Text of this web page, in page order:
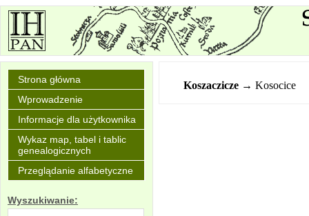
Strona główna
Wprowadzenie
Informacje dla użytkownika
Wykaz map, tabel i tablic
genealogicznych
Przeglądanie alfabetyczne
Wyszukiwanie:
Koszaczicze → Kosocice